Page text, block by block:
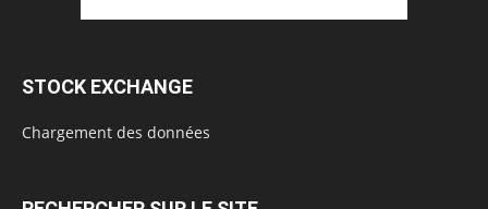
STOCK EXCHANGE
Chargement des données